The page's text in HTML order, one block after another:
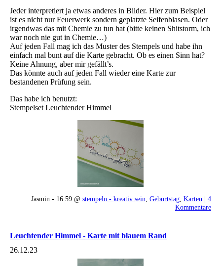
Jeder interpretiert ja etwas anderes in Bilder. Hier zum Beispiel
ist es nicht nur Feuerwerk sondern geplatzte Seifenblasen. Oder
irgendwas das mit Chemie zu tun hat (bitte keinen Shitstorm, ich
war noch nie gut in Chemie…)
Auf jeden Fall mag ich das Muster des Stempels und habe ihn
einfach mal bunt auf die Karte gebracht. Ob es einen Sinn hat?
Keine Ahnung, aber mir gefällt’s.
Das könnte auch auf jeden Fall wieder eine Karte zur
bestandenen Prüfung sein.
Das habe ich benutzt:
Stempelset Leuchtender Himmel
Jasmin - 16:59 @ stempeln - kreativ sein Geburtstag Karten | 4
Kommentare
Leuchtender Himmel - Karte mit blauem Rand
26.12.23